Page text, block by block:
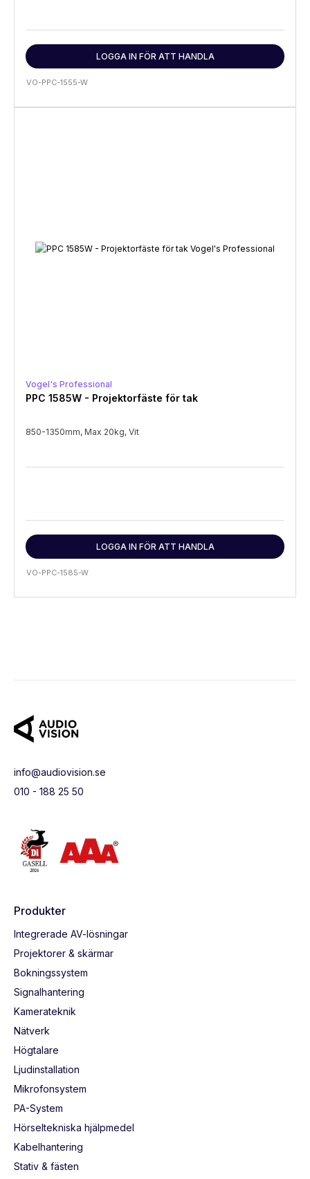
LOGGA IN FÖR ATT HANDLA
VO-PPC-1555-W
Vogel's Professional
PPC 1585W - Projektorfäste för tak
850-1350mm, Max 20kg, Vit
LOGGA IN FÖR ATT HANDLA
VO-PPC-1585-W
info@audiovision.se
010 - 188 25 50
Produkter
Integrerade AV-lösningar
Projektorer & skärmar
Bokningssystem
Signalhantering
Kamerateknik
Nätverk
Högtalare
Ljudinstallation
Mikrofonsystem
PA-System
Hörseltekniska hjälpmedel
Kabelhantering
Stativ & fästen